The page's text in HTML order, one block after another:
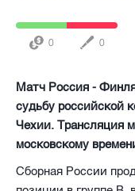
0 0
Матч Россия -
судьбу российской
Чехии. Трансляция
московскому
Сборная России